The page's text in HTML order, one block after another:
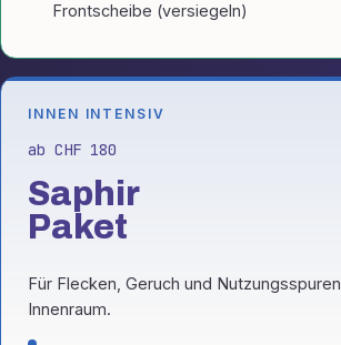
Frontscheibe (versiegeln)
INNEN INTENSIV
ab CHF 180
Saphir
Paket
Für Flecken, Geruch und
Innenraum.